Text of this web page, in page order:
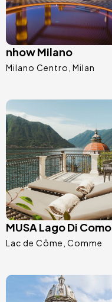
nhow Milano
Milano Centro Milan
Image
MUSA Lago Di Como
Lac de Côme Comme
Image